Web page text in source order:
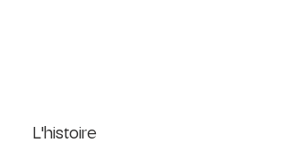
L'histoire